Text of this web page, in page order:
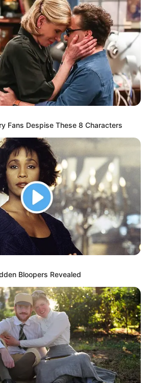
Fans Despise These 8 Characters
Bloopers Revealed